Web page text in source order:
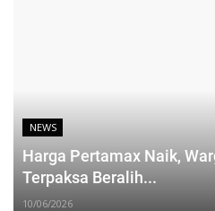
NEWS
Harga Pertamax Naik,
Terpaksa Beralih...
10/06/2026